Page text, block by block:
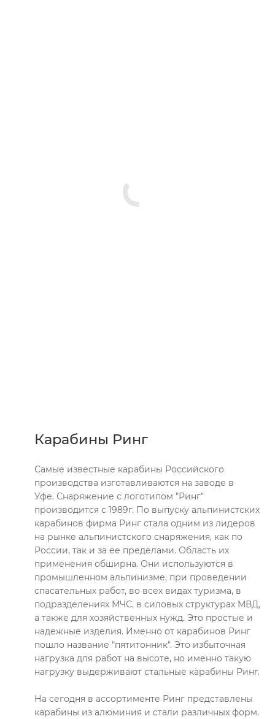
Карабины Ринг
Самые известные карабины Российского
производства изготавливаются на заводе в
Уфе. Снаряжение с логотипом "Ринг"
производится с 1989г. По выпуску альпинистских
карабинов фирма Ринг стала одним из лидеров
на рынке альпинистского снаряжения, как по
России, так и за ее пределами. Область их
применения обширна. Они используются в
промышленном альпинизме, при проведении
спасательных работ, во всех видах туризма, в
подразделениях МЧС, в силовых структурах МВД,
а также для хозяйственных нужд. Это простые и
надежные изделия. Именно от карабинов Ринг
пошло название "пятитонник". Это избыточная
нагрузка для работ на высоте, но именно такую
нагрузку выдерживают стальные карабины Ринг.
На сегодня в ассортименте Ринг представлены
карабины из алюминия и стали различных форм.